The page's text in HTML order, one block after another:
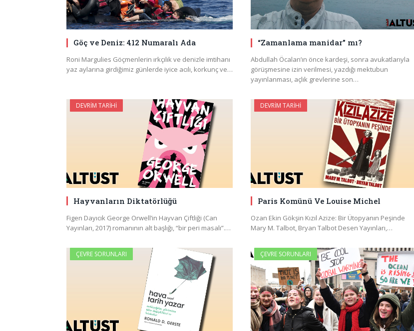
Göç ve Deniz: 412 Numaralı Ada
Roni Margulies Göçmenlerin ırkçılık ve denizle imtihanı
yaz aylarına girdiğimiz günlerde iyice acılı, korkunç ve…
“Zamanlama manidar” mı?
Abdullah Öcalan’ın önce kardeşi, sonra avukatlarıyla
görüşmesine izin verilmesi, yazdığı mektubun
yayınlanması, açlık grevlerine son…
DEVRIM TARIHI
Hayvanların Diktatörlüğü
Figen Dayıcık George Orwell’in Hayvan Çiftliği (Can
Yayınları, 2017) romanının alt başlığı, “bir peri masalı”.…
DEVRIM TARIHI
Paris Komünü Ve Louise Michel
Ozan Ekin Gökşin Kızıl Azize: Bir Ütopyanın Peşinde
Mary M. Talbot, Bryan Talbot Desen Yayınları,…
ÇEVRE SORUNLARI ÇEVRE SORUNLARI